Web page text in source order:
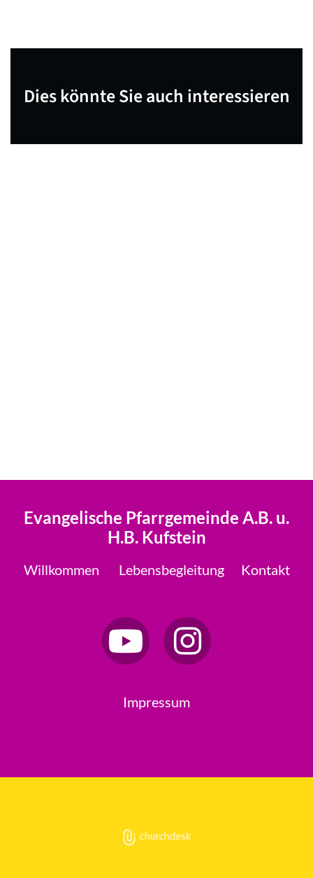
Dies könnte Sie auch interessieren
Evangelische Pfarrgemeinde A.B. u.
H.B. Kufstein
Willkommen Lebensbegleitung Kontakt
Impressum